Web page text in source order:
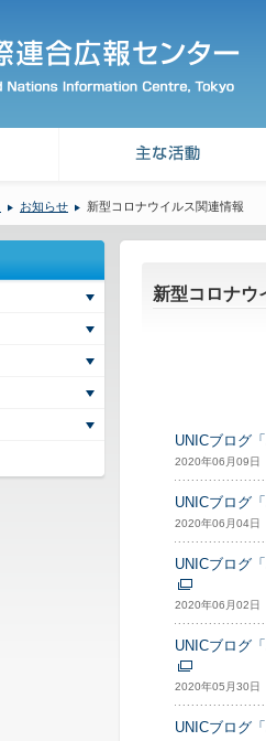
お知らせ 新型コロナウイルス関連情報
新型コロナウ
UNICブログ
2020年06月09日
UNICブログ
2020年06月04日
UNICブログ
2020年06月02日
UNICブログ
2020年05月30日
UNICブログ